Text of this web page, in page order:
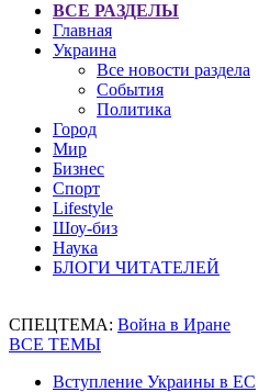
ВСЕ РАЗДЕЛЫ
Главная
Украина
Все новости раздела
События
Политика
Город
Мир
Бизнес
Спорт
Lifestyle
Шоу-биз
Наука
БЛОГИ ЧИТАТЕЛЕЙ
СПЕЦТЕМА: Война в Иране
ВСЕ ТЕМЫ
Вступление Украины в ЕС